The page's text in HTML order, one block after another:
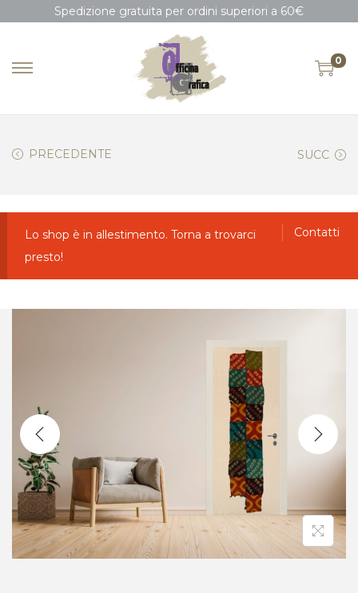
Spedizione gratuita per ordini superiori a 60€
0
PRECEDENTE SUCC
Contatti
Lo shop è in allestimento. Torna a trovarci
presto!